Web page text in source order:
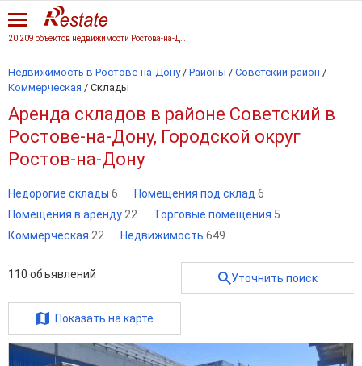
Недвижимость в Ростове-на-Дону / Районы / Советский район /
Коммерческая / Склады
Аренда складов в районе Советский в
Ростове-на-Дону, Городской округ
Ростов-на-Дону
Недорогие склады 6 Помещения под склад 6
Помещения в аренду 22 Торговые помещения 5
Коммерческая 22 Недвижимость 649
110 объявлений Уточнить поиск
Показать на карте